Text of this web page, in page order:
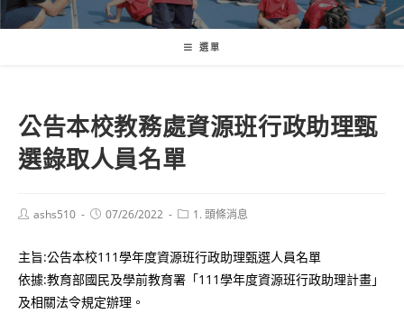
選單
公告本校教務處資源班行政助理甄
選錄取人員名單
Postashs510
Post07/26/2022
Post1. 頭條消息
主旨:公告本校111學年度資源班行政助理甄選人員名單
依據:教育部國民及學前教育署「111學年度資源班行政助理計畫」
及相關法令規定辦理。